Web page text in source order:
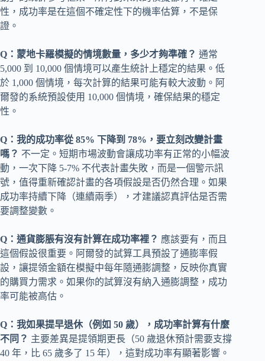
性，成功率是在這個不確定性下的機率估算，不是保
證。
Q：蒙地卡羅模擬的情境數量，多少才夠準確？ 通常
5,000 到 10,000 個情境可以產生統計上穩定的結果。低
於 1,000 個情境，每次計算的結果可能有較大波動。阿
爾發的系統預設使用 10,000 個情境，確保結果的穩定
性。
Q：我的成功率從 85% 下降到 78%，要立刻改變計畫
嗎？ 不一定。短期市場波動會讓成功率有正常的小幅波
動，一次下降 5-7% 不代表計畫失敗，而是一個警示訊
號，值得重新確認計畫的各項假設是否仍然合理。如果
成功率持續下降（連續兩季），才建議認真評估是否需
要調整變數。
Q：通貨膨脹有沒有計算在成功率裡？ 應該要有，而且
這個假設很重要。阿爾發的試算工具預設了通膨率假
設，讓提領金額在模擬中每年隨通膨調整，反映你真實
的購買力需求。如果你的試算沒有納入通膨調整，成功
率可能被高估。
Q：我如果提早退休（例如 50 歲），成功率計算有什麼
不同？ 主要差異是提領期更長（50 歲退休預計需要支撐
40 年，比 65 歲多了 15 年），這對成功率有顯著影響。